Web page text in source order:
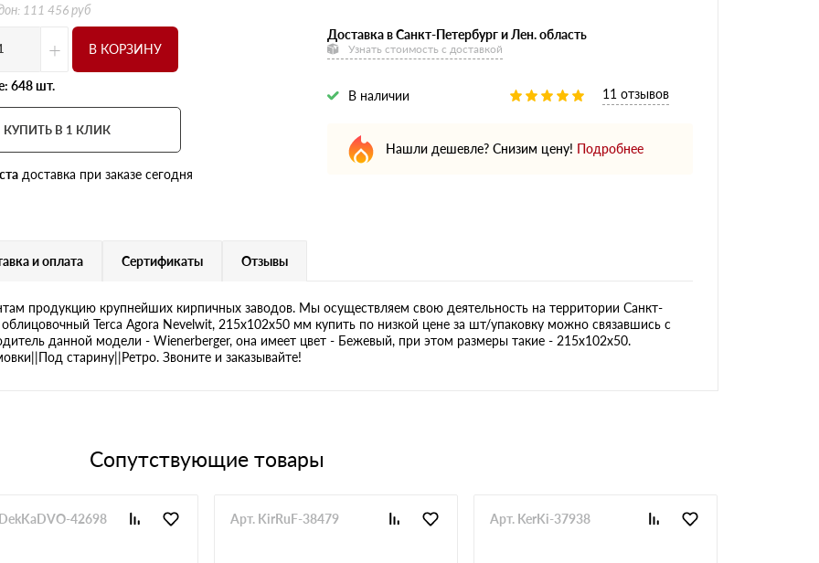
111 456 руб
+ В КОРЗИНУ
648 шт.
КУПИТЬ В 1 КЛИК
доставка при заказе сегодня
Доставка в Санкт-Петербург и Лен. область
Узнать стоимость с доставкой
В наличии 11 отзывов
Нашли дешевле? Снизим цену! Подробнее
и оплата Сертификаты Отзывы
продукцию крупнейших кирпичных заводов. Мы осуществляем свою деятельность на территории Санкт-
Terca Agora Nevelwit, 215х102х50 мм купить по низкой цене за шт/упаковку можно связавшись с
данной модели - Wienerberger, она имеет цвет - Бежевый, при этом размеры такие - 215х102х50.
старину||Ретро. Звоните и заказывайте!
Сопутствующие товары
42698 Арт. KirRuF-38479 Арт. KerKi-37938